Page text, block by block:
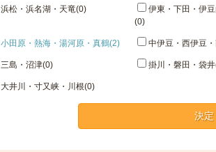
浜松・浜名湖・天竜(0)
伊東・下田・伊
(0)
小田原・熱海・湯河原・真鶴(2) 中伊豆・西伊豆
三島・沼津(0) 掛川・磐田・袋
大井川・寸又峡・川根(0)
決定